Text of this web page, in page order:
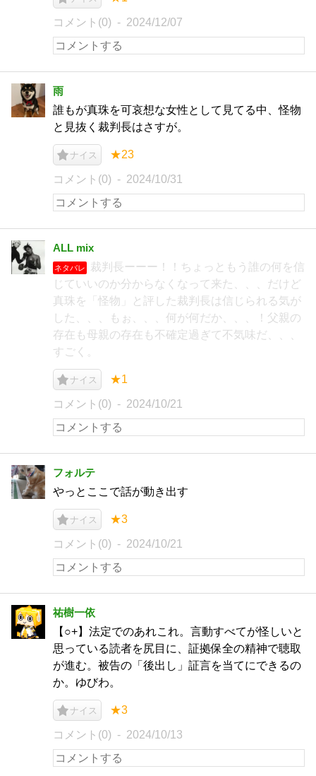
コメント(0) 2024/12/07
雨
誰もが真珠を可哀想な女性として見てる中、怪物
と見抜く裁判長はさすが。
ナイス ★23
コメント(0) 2024/10/31
ALL mix
ネタバレ
裁判長ーーー！！ちょっともう誰の何を信
じていいのか分からなくなって来た、、、だけど
真珠を「怪物」と評した裁判長は信じられる気が
した、、、もぉ、、、何が何だか、、、！父親の
存在も母親の存在も不確定過ぎて不気味だ、、、
すごく。
ナイス ★1
コメント(0) 2024/10/21
フォルテ
やっとここで話が動き出す
ナイス ★3
コメント(0) 2024/10/21
祐樹一依
【○+】法定でのあれこれ。言動すべてが怪しいと
思っている読者を尻目に、証拠保全の精神で聴取
が進む。被告の「後出し」証言を当てにできるの
か。ゆびわ。
ナイス ★3
コメント(0) 2024/10/13